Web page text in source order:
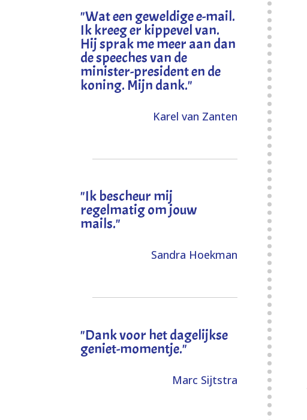
"Wat een geweldige e-mail.
Ik kreeg er kippevel van.
Hij sprak me meer aan dan
de speeches van de
minister-president en de
koning. Mijn dank."
Karel van Zanten
"Ik bescheur mij
regelmatig om jouw
mails."
Sandra Hoekman
"Dank voor het dagelijkse
geniet-momentje."
Marc Sijtstra